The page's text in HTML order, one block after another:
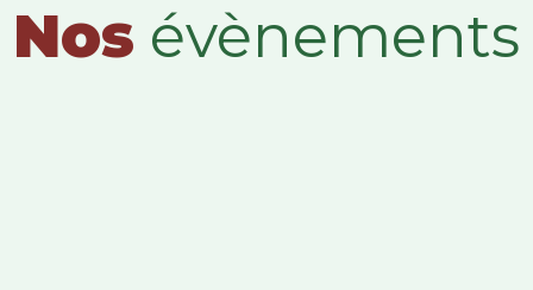
Nos évènements